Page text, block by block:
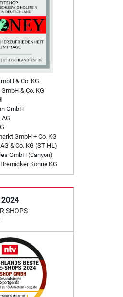
& Co. KG
& Co. KG
GmbH
AG
GmbH + Co. KG
& Co. KG (STIHL)
GmbH (Canyon)
Söhne KG
2024
SHOPS